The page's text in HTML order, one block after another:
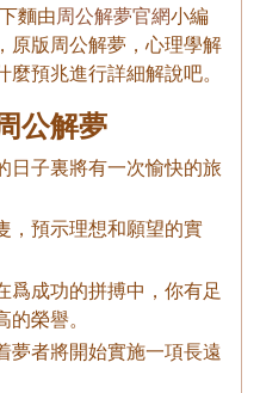
麵由周公解夢官網小編
原版周公解夢，心理學解
預兆進行詳細解說吧。
公解夢
日子裏將有一次愉快的旅
，預示理想和願望的實
爲成功的拼搏中，你有足
榮譽。
夢者將開始實施一項長遠